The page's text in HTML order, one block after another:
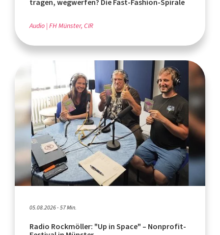
tragen, wegwerfen? Die Fast-Fashion-Spirale
Audio FH Münster, CIR
05.08.2026 - 57 Min.
Radio Rockmöller: "Up in Space" – Nonprofit-